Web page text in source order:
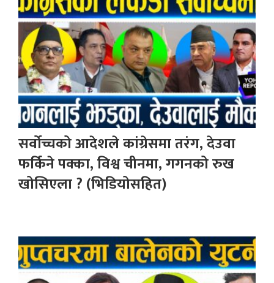
सर्वोच्चको आदेशले कांग्रेसमा तरंग, देउवा
फर्किने पक्का, विश्व चीनमा, गगनको रुख
खोसिएला ? (भिडियोसहित)